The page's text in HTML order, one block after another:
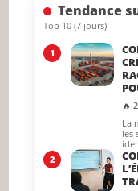
Tendance
Top 10 (7 jours)
1
🔥
La
les
2